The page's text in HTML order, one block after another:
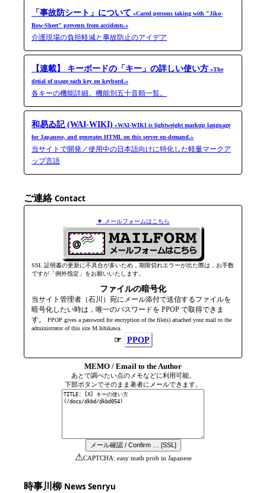
「事故防シート」について «Cared persons taking with "Jiko-​
Bow-​Sheet" prevents from accidents.»
介護現場の負担軽減と事故防止のアイデア
【連載】 キーボードの「キー」の詳しい使い方 «The
detial of usage each key on keybord.»
各キーの機能詳細。機能別五十音順一覧。
和易ゐ記 (WAI-WIKI) «WAI-WIKI is light­weight markup language
for Japanese, and generates HTML on this server on-​demand.»
当サイトで開発／使用中の日本語向けに特化した軽量マークア
ップ言語
ご連絡Contact
▼ メールフォームはこちら
SSL 証明書の更新に不具合が多いため，期限切れエラーが出た際は，お手数
ですが「例外指定」をお願いいたします。
ファイルの暗号化
当サイト管理者（石川）宛にメール添付で送信するファイルを
暗号化したい時は，唯一のパスワードを PPOP で取得できま
す。
PPOP gives a password for encryption of the file(s) attached your mail to the
admini­strator of this site M.Ishikawa.
☞ PPOP
MEMO / Email to the Author
あとで調べたい点のメモなどに利用可能。
下部ボタンでそのまま著者にメールできます。
⚠CAPTCHA: easy math prob in Japanese
時事川柳 News Senryu